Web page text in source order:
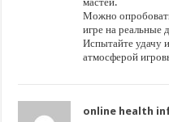
Можно
игре на реальные
Испытайте удачу
атмосферой
online health